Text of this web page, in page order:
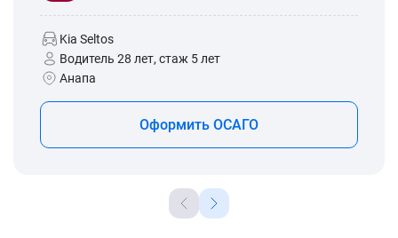
Kia Seltos
Водитель 28 лет, стаж 5 лет
Анапа
Оформить ОСАГО